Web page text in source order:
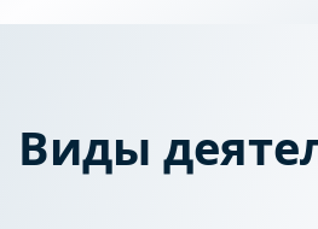
Виды